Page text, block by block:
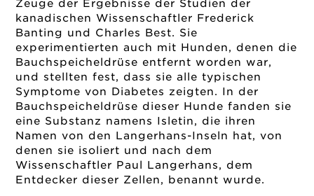
Zeuge der Ergebnisse der Studien der
kanadischen Wissenschaftler Frederick
Banting und Charles Best. Sie
experimentierten auch mit Hunden, denen die
Bauchspeicheldrüse entfernt worden war,
und stellten fest, dass sie alle typischen
Symptome von Diabetes zeigten. In der
Bauchspeicheldrüse dieser Hunde fanden sie
eine Substanz namens Isletin, die ihren
Namen von den Langerhans-Inseln hat, von
denen sie isoliert und nach dem
Wissenschaftler Paul Langerhans, dem
Entdecker dieser Zellen, benannt wurde.